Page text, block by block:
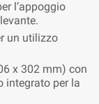
l’appoggio
un utilizzo
x 302 mm) con
integrato per la